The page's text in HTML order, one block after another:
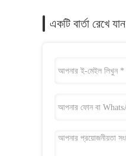
একটি বার্তা রেখে যান